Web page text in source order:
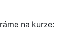
na kurze: